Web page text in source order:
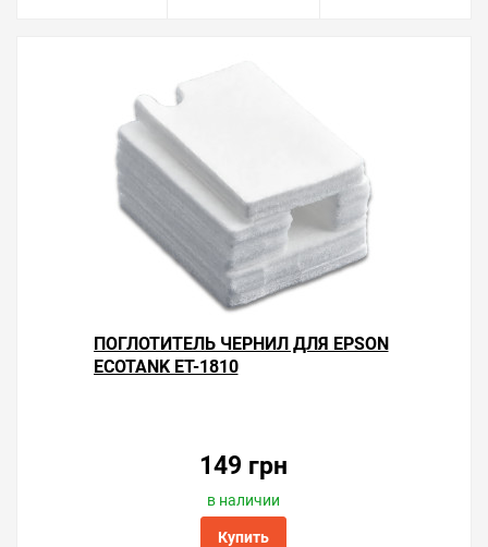
ПОГЛОТИТЕЛЬ ЧЕРНИЛ ДЛЯ EPSON
ECOTANK ET-1810
149 грн
в наличии
Купить